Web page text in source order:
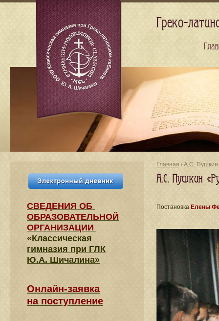
Главная / А.С.
А.С. Пушкин
Постановка Елены
СВЕДЕНИЯ​ ОБ
ОБРАЗОВАТЕЛЬНОЙ
ОРГАНИЗАЦИИ
«Классическая
гимназия при ГЛК
Ю.А. Шичалина»
Онлайн-заявка
на поступление
Греко-